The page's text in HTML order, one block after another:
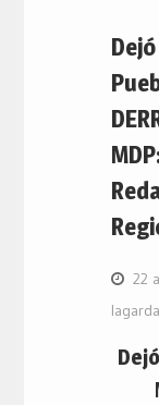
22
lagarda